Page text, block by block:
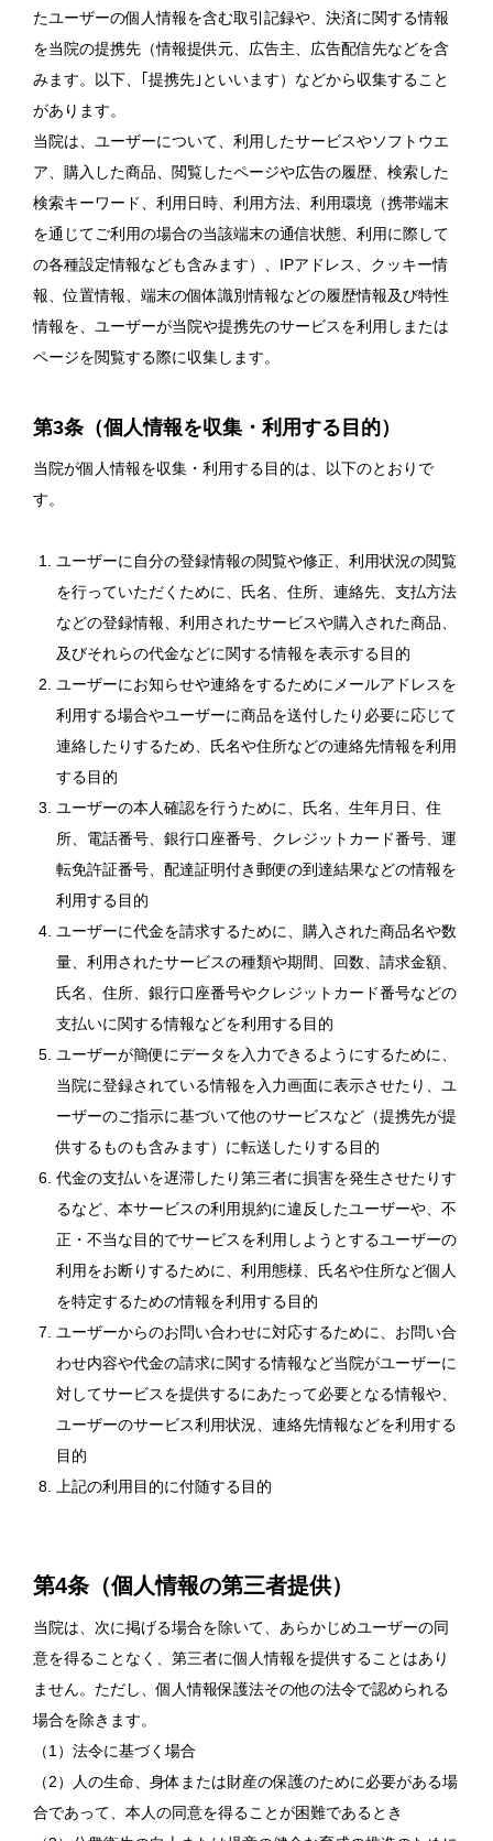
たユーザーの個人情報を含む取引記録や、決済に関する情報
を当院の提携先（情報提供元、広告主、広告配信先などを含
みます。以下、｢提携先｣といいます）などから収集すること
があります。
当院は、ユーザーについて、利用したサービスやソフトウエ
ア、購入した商品、閲覧したページや広告の履歴、検索した
検索キーワード、利用日時、利用方法、利用環境（携帯端末
を通じてご利用の場合の当該端末の通信状態、利用に際して
の各種設定情報なども含みます）、IPアドレス、クッキー情
報、位置情報、端末の個体識別情報などの履歴情報及び特性
情報を、ユーザーが当院や提携先のサービスを利用しまたは
ページを閲覧する際に収集します。
第3条（個人情報を収集・利用する目的）
当院が個人情報を収集・利用する目的は、以下のとおりで
す。
ユーザーに自分の登録情報の閲覧や修正、利用状況の閲覧
を行っていただくために、氏名、住所、連絡先、支払方法
などの登録情報、利用されたサービスや購入された商品、
及びそれらの代金などに関する情報を表示する目的
ユーザーにお知らせや連絡をするためにメールアドレスを
利用する場合やユーザーに商品を送付したり必要に応じて
連絡したりするため、氏名や住所などの連絡先情報を利用
する目的
ユーザーの本人確認を行うために、氏名、生年月日、住
所、電話番号、銀行口座番号、クレジットカード番号、運
転免許証番号、配達証明付き郵便の到達結果などの情報を
利用する目的
ユーザーに代金を請求するために、購入された商品名や数
量、利用されたサービスの種類や期間、回数、請求金額、
氏名、住所、銀行口座番号やクレジットカード番号などの
支払いに関する情報などを利用する目的
ユーザーが簡便にデータを入力できるようにするために、
当院に登録されている情報を入力画面に表示させたり、ユ
ーザーのご指示に基づいて他のサービスなど（提携先が提
供するものも含みます）に転送したりする目的
代金の支払いを遅滞したり第三者に損害を発生させたりす
るなど、本サービスの利用規約に違反したユーザーや、不
正・不当な目的でサービスを利用しようとするユーザーの
利用をお断りするために、利用態様、氏名や住所など個人
を特定するための情報を利用する目的
ユーザーからのお問い合わせに対応するために、お問い合
わせ内容や代金の請求に関する情報など当院がユーザーに
対してサービスを提供するにあたって必要となる情報や、
ユーザーのサービス利用状況、連絡先情報などを利用する
目的
上記の利用目的に付随する目的
第4条（個人情報の第三者提供）
当院は、次に掲げる場合を除いて、あらかじめユーザーの同
意を得ることなく、第三者に個人情報を提供することはあり
ません。ただし、個人情報保護法その他の法令で認められる
場合を除きます。
（1）法令に基づく場合
（2）人の生命、身体または財産の保護のために必要がある場
合であって、本人の同意を得ることが困難であるとき